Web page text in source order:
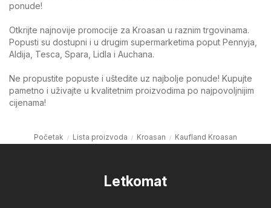
ponude!
Otkrijte najnovije promocije za Kroasan u raznim trgovinama.
Popusti su dostupni i u drugim supermarketima poput Pennyja,
Aldija, Tesca, Spara, Lidla i Auchana.
Ne propustite popuste i uštedite uz najbolje ponude! Kupujte
pametno i uživajte u kvalitetnim proizvodima po najpovoljnijim
cijenama!
Početak Lista proizvoda Kroasan Kaufland Kroasan
Letkomat